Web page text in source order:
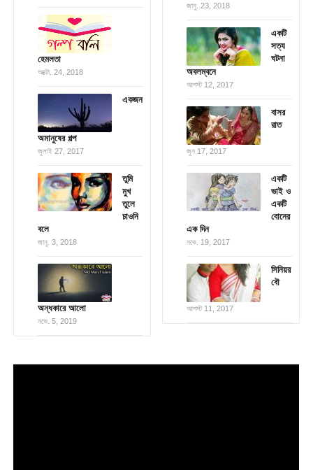
হেমলতা
অক্টো. 24, 2018
একজন
অমানুষের গল্প
জুলাই 27, 2017
তুমি
মুখ
তুলে
চাওনি
বলে
জানু. 3, 2018
অন্ধকারে আলো
নভে. 5, 2019
জানু. 23, 2018
একটি
সত্য
ঘটনা
অবলম্বনে
আগস্ট 12, 2017
বাসর
রাত
জুন 17, 2017
একটি
ভাই ও
একটি
বোনের
এক দিন
নভে. 19, 2017
সিনিয়র
বৌ
আগস্ট 11, 2017